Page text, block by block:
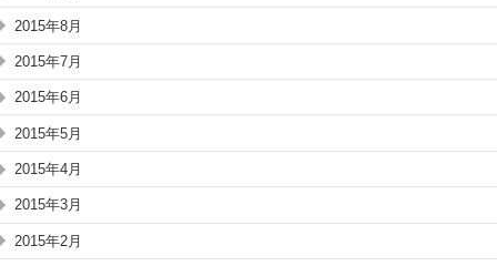
2015年8月
2015年7月
2015年6月
2015年5月
2015年4月
2015年3月
2015年2月